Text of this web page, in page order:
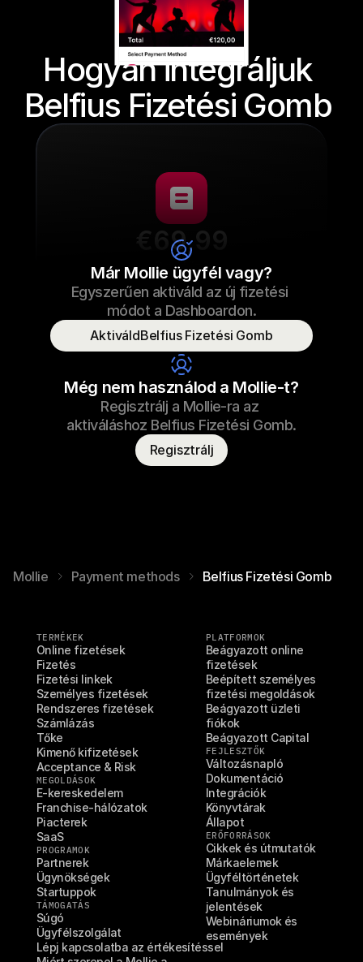
Hogyan integráljuk
Belfius Fizetési Gomb
€69,99
Cipőfűző
Cipőfűző
2022.09.23. 17:29 €69,99
Már Mollie ügyfél vagy?
Egyszerűen aktiváld az új fizetési
módot a Dashboardon.
AktiváldBelfius Fizetési Gomb
Még nem használod a Mollie-t?
Regisztrálj a Mollie-ra az
aktiváláshoz Belfius Fizetési Gomb.
Regisztrálj
Mollie Payment methods Belfius Fizetési Gomb
TERMÉKEK
Online fizetések
Fizetés
Fizetési linkek
Személyes fizetések
Rendszeres fizetések
Számlázás
Tőke
Kimenő kifizetések
Acceptance & Risk
MEGOLDÁSOK
E-kereskedelem
Franchise-hálózatok
Piacterek
SaaS
PROGRAMOK
Partnerek
Ügynökségek
Startuppok
TÁMOGATÁS
Súgó
Ügyfélszolgálat
Lépj kapcsolatba az értékesítéssel
PLATFORMOK
Beágyazott online
fizetések
Beépített személyes
fizetési megoldások
Beágyazott üzleti
fiókok
Beágyazott Capital
FEJLESZTŐK
Változásnapló
Dokumentáció
Integrációk
Könyvtárak
Állapot
ERŐFORRÁSOK
Cikkek és útmutatók
Márkaelemek
Ügyféltörténetek
Tanulmányok és
jelentések
Webináriumok és
események